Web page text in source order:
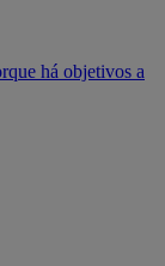
há objetivos a